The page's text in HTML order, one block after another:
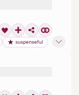
suspenseful